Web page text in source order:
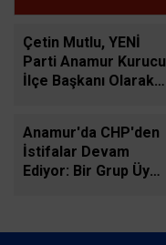
Çetin Mutlu, YENİ
Parti Anamur Kurucu
İlçe Başkanı Olarak
Anamur'da CHP'den
İstifalar Devam
Ediyor: Bir Grup Üye
Duyurdu